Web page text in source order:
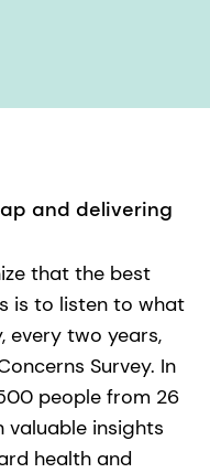
and delivering
that the best
is to listen to what
every two years,
Survey. In
people from 26
valuable insights
health and